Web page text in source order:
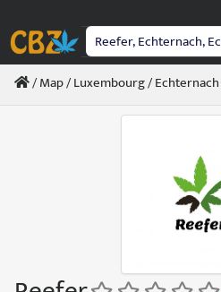
contenu
/Map/Luxembourg/Echternach